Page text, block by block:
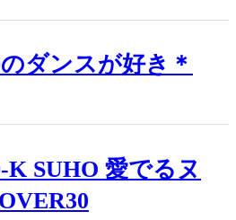
ダンスが好き＊
K SUHO 愛でるヌ